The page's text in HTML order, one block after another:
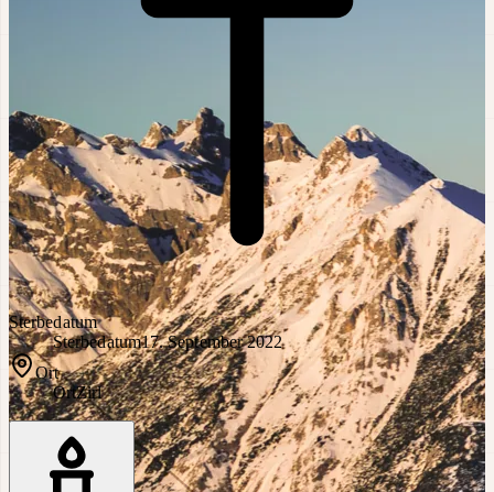
Sterbedatum
Sterbedatum17. September 2022
Ort
OrtZirl